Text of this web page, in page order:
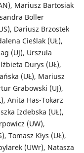
Mariusz Bartosiak
Boller
Dariusz Brzostek
Cieślak (UŁ),
(UJ), Urszula
Durys (UŁ),
(UŁ), Mariusz
Grabowski (UJ),
Anita Has-Tokarz
Izdebska (UŁ),
(UW),
Tomasz Kłys (UŁ),
(UWr), Natasza